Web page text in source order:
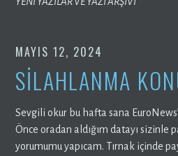
MAYIS 12, 2024
SİLAHLANMA
Sevgili okur bu hafta sana
Önce oradan aldığım datayı sizinle
yorumumu yapıcam. Tırnak içinde